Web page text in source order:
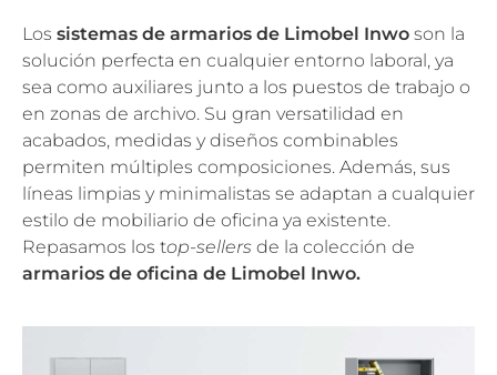
Los sistemas de armarios de Limobel Inwo son la
solución perfecta en cualquier entorno laboral, ya
sea como auxiliares junto a los puestos de trabajo o
en zonas de archivo. Su gran versatilidad en
acabados, medidas y diseños combinables
permiten múltiples composiciones. Además, sus
líneas limpias y minimalistas se adaptan a cualquier
estilo de mobiliario de oficina ya existente.
Repasamos los top-sellers de la colección de
armarios de oficina de Limobel Inwo.